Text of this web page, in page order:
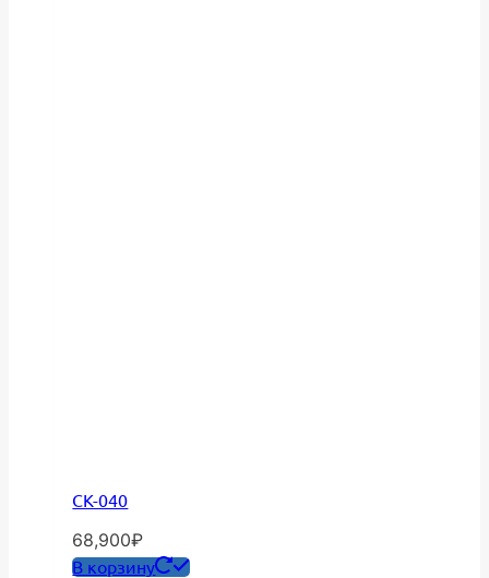
СК-040
68,900₽
В корзину